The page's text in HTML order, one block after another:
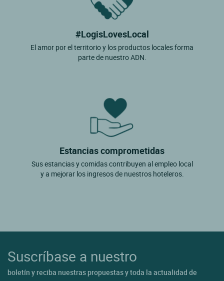
#LogisLovesLocal
El amor por el territorio y los productos locales forma
parte de nuestro ADN.
Estancias comprometidas
Sus estancias y comidas contribuyen al empleo local
y a mejorar los ingresos de nuestros hoteleros.
Suscríbase a nuestro
boletín y reciba nuestras propuestas y toda la actualidad de